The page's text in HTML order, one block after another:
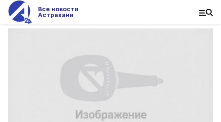
Все новости
Астрахани